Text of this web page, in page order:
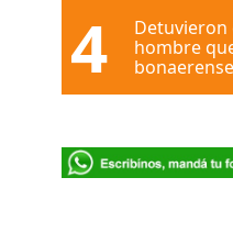
4
Detuvieron
hombre
bonaerense